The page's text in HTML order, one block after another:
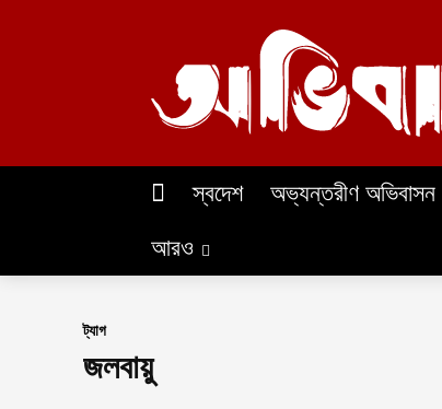
স্বদেশ অভ্যন্তরীণ অভিবাসন
আরও
ট্যাগ
জলবায়ু